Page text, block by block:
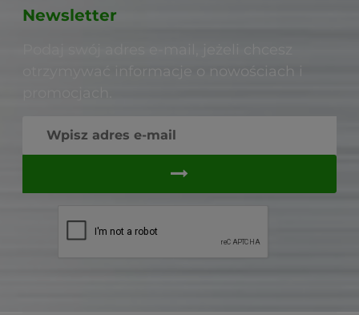
Newsletter
otrzymywać informacje o nowościach i